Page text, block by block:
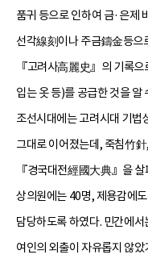
품귀 등으로 인하여 금·은제
선각線刻이나 주금鑄金등으
『고려사高麗史』의 기록
입는 옷 등)를 공급한 것을 알
조선시대에는 고려시대 기법
그대로 이어졌는데, 죽침竹
『경국대전經國大典』을
상의원에는 40명, 제용감에
담당하도록 하였다. 민간에
여인의 외출이 자유롭지 않